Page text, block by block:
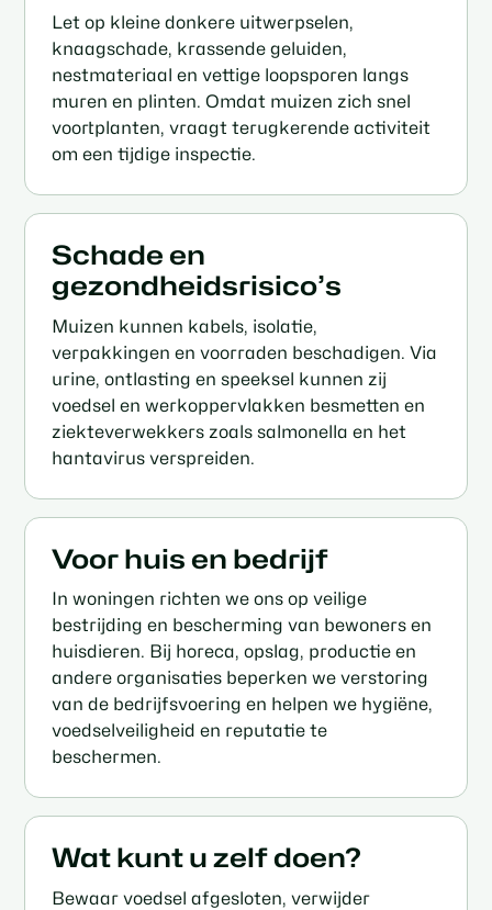
Let op kleine donkere uitwerpselen,
knaagschade, krassende geluiden,
nestmateriaal en vettige loopsporen langs
muren en plinten. Omdat muizen zich snel
voortplanten, vraagt terugkerende activiteit
om een tijdige inspectie.
Schade en
gezondheidsrisico’s
Muizen kunnen kabels, isolatie,
verpakkingen en voorraden beschadigen. Via
urine, ontlasting en speeksel kunnen zij
voedsel en werkoppervlakken besmetten en
ziekteverwekkers zoals salmonella en het
hantavirus verspreiden.
Voor huis en bedrijf
In woningen richten we ons op veilige
bestrijding en bescherming van bewoners en
huisdieren. Bij horeca, opslag, productie en
andere organisaties beperken we verstoring
van de bedrijfsvoering en helpen we hygiëne,
voedselveiligheid en reputatie te
beschermen.
Wat kunt u zelf doen?
Bewaar voedsel afgesloten, verwijder